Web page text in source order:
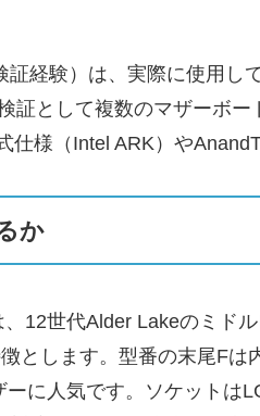
証経験）は、実際に使用
証として複数のマザーボ
様（Intel ARK）や
か
12世代Alder Lakeのミド
とします。型番の末尾F
に人気です。ソケットは